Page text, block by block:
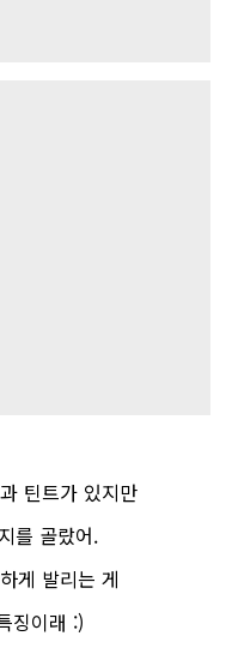
틴트가 있지만
를 골랐어.
게 발리는 게
징이래 :)